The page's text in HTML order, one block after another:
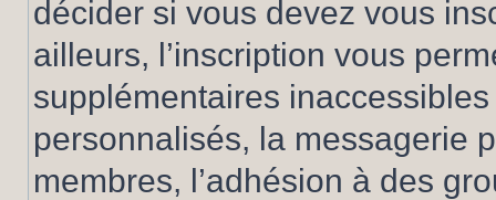
décider si vous devez vous
ailleurs, l’inscription vous
supplémentaires
personnalisés, la messagerie
membres, l’adhésion à des